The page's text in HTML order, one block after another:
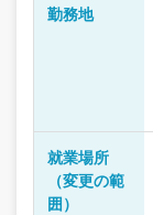
勤務地
就業場所
（変更の範
囲）